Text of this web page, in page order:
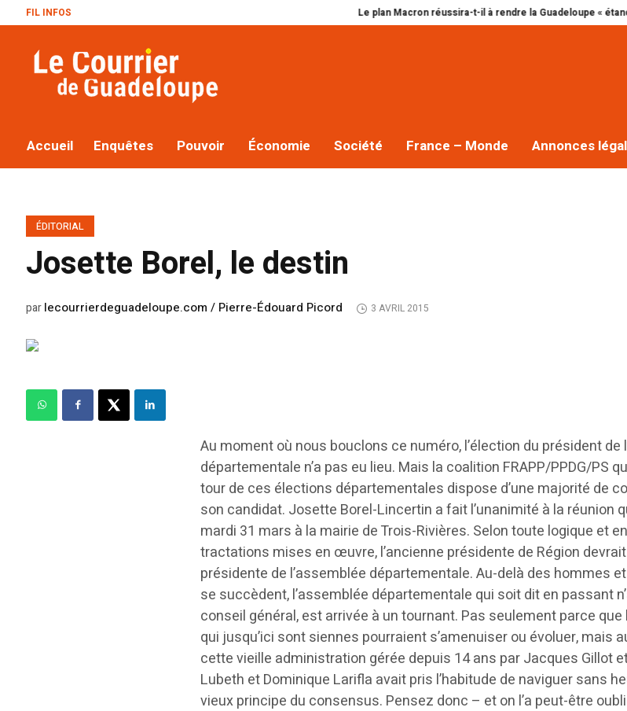
FIL INFOS Le plan Macron réussira-t-il à rendre la Guadeloupe « étanche » au
Accueil Enquêtes Pouvoir Économie Société France – Monde Annonces
ÉDITORIAL
Josette Borel, le destin
parlecourrierdeguadeloupe.com / Pierre-Édouard Picord 3 AVRIL 2015
Au moment où nous bouclons ce numéro, l’élection du président de
départementale n’a pas eu lieu. Mais la coalition FRAPP/PPDG/PS
tour de ces élections départementales dispose d’une majorité de
son candidat. Josette Borel-Lincertin a fait l’unanimité à la réunion
mardi 31 mars à la mairie de Trois-Rivières. Selon toute logique et
tractations mises en œuvre, l’ancienne présidente de Région
présidente de l’assemblée départementale. Au-delà des hommes
se succèdent, l’assemblée départementale qui soit dit en passant
conseil général, est arrivée à un tournant. Pas seulement parce
qui jusqu’ici sont siennes pourraient s’amenuiser ou évoluer, mais
cette vieille administration gérée depuis 14 ans par Jacques Gillot
Lubeth et Dominique Larifla avait pris l’habitude de naviguer sans
vieux principe du consensus. Pensez donc – et on l’a peut-être